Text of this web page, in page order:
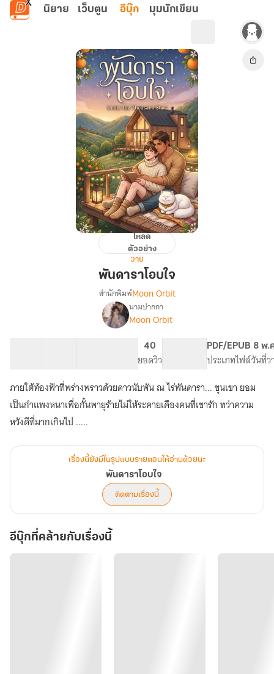
ข้ามไปยังเนื้อหาหลัก
นิยาย เว็บตูน อีบุ๊ก มุมนักเขียน
โหลด
ตัวอย่าง
วาย
พันดาราโอบใจ
เรื่อง
พัน
ดารา
โอบ
ใจ
สำนักพิมพ์Moon Orbit
นามปากกา
Moon Orbit
40
ยอดวิว
PDF/EPUB
ประเภทไฟล์
8 พ.
วันที่ว
ภายใต้ท้องฟ้าที่พร่างพราวด้วยดาวนับพัน ณ ไร่พันดารา... ขุนเขา ยอม
เป็นกำแพงหนาเพื่อกั้นพายุร้ายไม่ให้ระคายเคืองคนที่เขารัก ทว่าความ
หวังดีที่มากเกินไป .....
เรื่องนี้ยังมีในรูปแบบรายตอนให้อ่านด้วยนะ
พันดาราโอบใจ
ติดตามเรื่องนี้
อีบุ๊กที่คล้ายกับเรื่องนี้